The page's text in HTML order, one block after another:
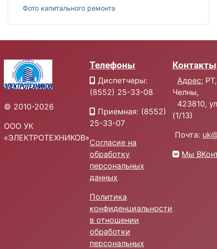
Фото капитального ремонта
© 2010-2026
ООО УК
«ЭЛЕКТРОТЕХНИКОВ»
Телефоны
Диспетчеры:
(8552) 25-33-08
Приемная: (8552)
25-33-07
Согласие на
обработку
персональных
данных
Политика
конфиденциальности
в отношении
обработки
персональных
Контакты
Адрес:
Челны,
423810,
(1/13)
Почта:
Мы